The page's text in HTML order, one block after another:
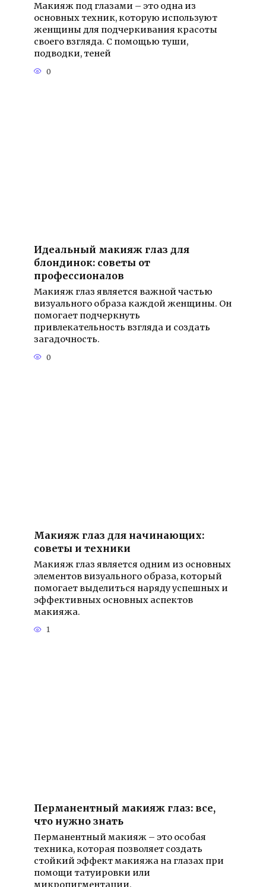
Макияж под глазами – это одна из
основных техник, которую используют
женщины для подчеркивания красоты
своего взгляда. С помощью туши,
подводки, теней
0
Идеальный макияж глаз для
блондинок: советы от
профессионалов
Макияж глаз является важной частью
визуального образа каждой женщины. Он
помогает подчеркнуть
привлекательность взгляда и создать
загадочность.
0
Макияж глаз для начинающих:
советы и техники
Макияж глаз является одним из основных
элементов визуального образа, который
помогает выделиться наряду успешных и
эффективных основных аспектов
макияжа.
1
Перманентный макияж глаз: все,
что нужно знать
Перманентный макияж – это особая
техника, которая позволяет создать
стойкий эффект макияжа на глазах при
помощи татуировки или
микропигментации.